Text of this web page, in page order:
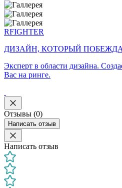
RFIGHTER
ДИЗАЙН, КОТОРЫЙ
Эксперт в области дизайна.
Вас на ринге.
Отзывы (0)
Написать отзыв
Написать отзыв